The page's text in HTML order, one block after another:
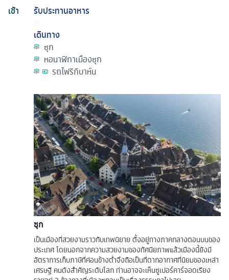
เช้า
รับประทานอาหาร
เดินทาง
ซุก
หอนาฬิกาเมืองซุก
รถไฟริกิบาห์น
ซุก
เป็นเมืองที่สวยงามราวกับเทพนิยาย ตั้งอยู่ทางภาคกลางตอนบนของ
ประเทศ โดยนอกจากความสวยงามของทัศนียภาพแล้วเมืองนี้ยังมี
อัตราการเก็บภาษีที่ค่อนข้างต่ำจึงถือเป็นที่ตากอากาศที่นิยมของเหล่า
เศรษฐี คนดังสำคัญระดับโลก ท่านอาจจะเห็นซูเปอร์คาร์จอดเรียง